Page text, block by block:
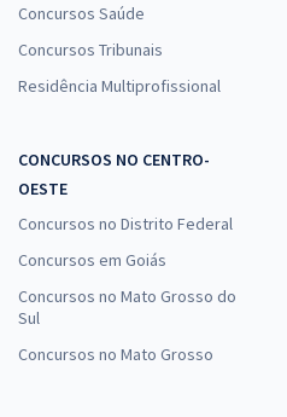
Concursos Saúde
Concursos Tribunais
Residência Multiprofissional
CONCURSOS NO CENTRO-
OESTE
Concursos no Distrito Federal
Concursos em Goiás
Concursos no Mato Grosso do
Sul
Concursos no Mato Grosso